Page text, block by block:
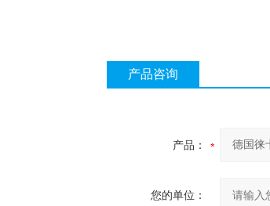
产品咨询
产品：
您的单位：